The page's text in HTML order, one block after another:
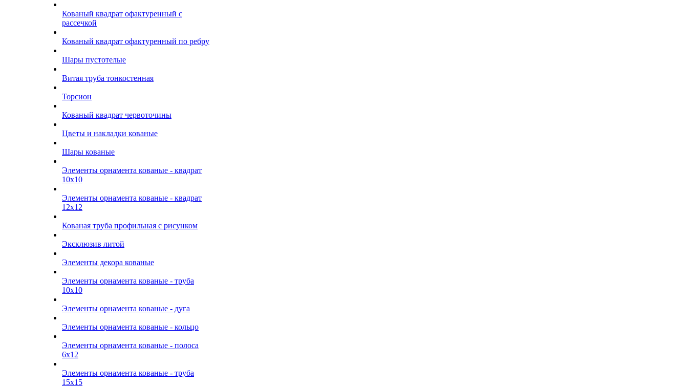
Кованый квадрат офактуренный с
рассечкой
Кованый квадрат офактуренный по ребру
Шары пустотелые
Витая труба тонкостенная
Торсион
Кованый квадрат червоточины
Цветы и накладки кованые
Шары кованые
Элементы орнамента кованые - квадрат
10х10
Элементы орнамента кованые - квадрат
12х12
Кованая труба профильная с рисунком
Эксклюзив литой
Элементы декора кованые
Элементы орнамента кованые - труба
10х10
Элементы орнамента кованые - дуга
Элементы орнамента кованые - кольцо
Элементы орнамента кованые - полоса
6х12
Элементы орнамента кованые - труба
15х15